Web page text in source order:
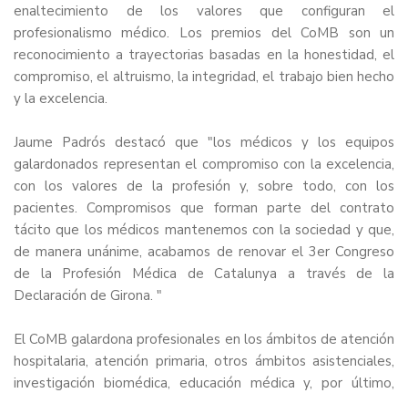
enaltecimiento de los valores que configuran el
profesionalismo médico. Los premios del CoMB son un
reconocimiento a trayectorias basadas en la honestidad, el
compromiso, el altruismo, la integridad, el trabajo bien hecho
y la excelencia.
Jaume Padrós destacó que "los médicos y los equipos
galardonados representan el compromiso con la excelencia,
con los valores de la profesión y, sobre todo, con los
pacientes. Compromisos que forman parte del contrato
tácito que los médicos mantenemos con la sociedad y que,
de manera unánime, acabamos de renovar el 3er Congreso
de la Profesión Médica de Catalunya a través de la
Declaración de Girona. "
El CoMB galardona profesionales en los ámbitos de atención
hospitalaria, atención primaria, otros ámbitos asistenciales,
investigación biomédica, educación médica y, por último,